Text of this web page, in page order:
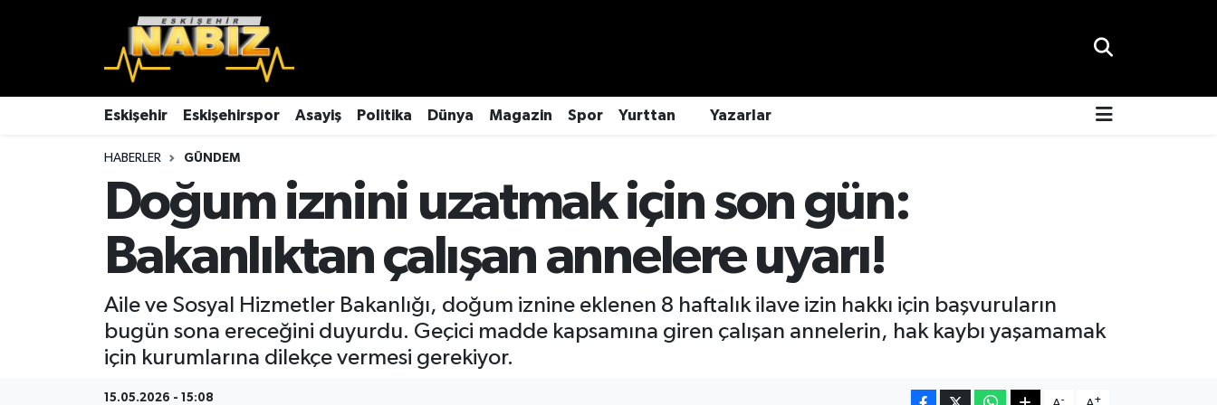
Eskişehir Eskişehirspor Asayiş Politika Dünya Magazin Spor Yurttan Yazarlar
HABERLER GÜNDEM
Doğum iznini uzatmak için son gün:
Bakanlıktan çalışan annelere uyarı!
Aile ve Sosyal Hizmetler Bakanlığı, doğum iznine eklenen 8 haftalık ilave izin hakkı için başvuruların
bugün sona ereceğini duyurdu. Geçici madde kapsamına giren çalışan annelerin, hak kaybı yaşamamak
için kurumlarına dilekçe vermesi gerekiyor.
15.05.2026 - 15:08 - +
Eskişehir
Eskişehirspor
Eskişehir Hava Durumu
Eskişehir Trafik Yoğunluk Haritası
TFF 3.Lig 4.Grup Puan Durumu ve Fikstür
Tüm Manşetler
Son Dakika Haberleri
Haber Arşivi